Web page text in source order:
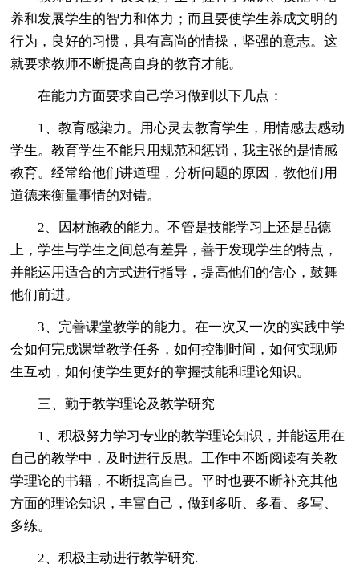
养和发展学生的智力和体力；而且要使学生养成文明的
行为，良好的习惯，具有高尚的情操，坚强的意志。这
就要求教师不断提高自身的教育才能。
在能力方面要求自己学习做到以下几点：
1、教育感染力。用心灵去教育学生，用情感去感动
学生。教育学生不能只用规范和惩罚，我主张的是情感
教育。经常给他们讲道理，分析问题的原因，教他们用
道德来衡量事情的对错。
2、因材施教的能力。不管是技能学习上还是品德
上，学生与学生之间总有差异，善于发现学生的特点，
并能运用适合的方式进行指导，提高他们的信心，鼓舞
他们前进。
3、完善课堂教学的能力。在一次又一次的实践中学
会如何完成课堂教学任务，如何控制时间，如何实现师
生互动，如何使学生更好的掌握技能和理论知识。
三、勤于教学理论及教学研究
1、积极努力学习专业的教学理论知识，并能运用在
自己的教学中，及时进行反思。工作中不断阅读有关教
学理论的书籍，不断提高自己。平时也要不断补充其他
方面的理论知识，丰富自己，做到多听、多看、多写、
多练。
2、积极主动进行教学研究.